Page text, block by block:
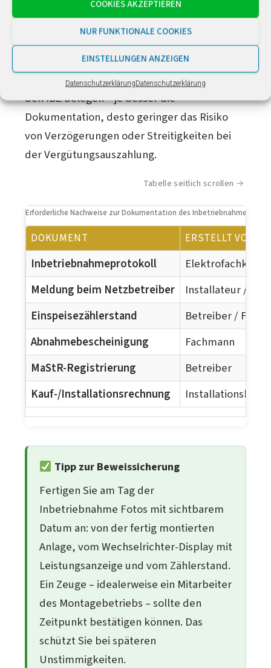
COOKIES AKZEPTIEREN
NUR FUNKTIONALE COOKIES
EINSTELLUNGEN ANZEIGEN
DatenschutzerklärungDatenschutzerklärung
der stärkste Nachweis für den IBZ.
von der Elektrofachkraft erstellt und
bestätigt die ordnungsgemäße Installation
sowie die erstmalige Stromerzeugung. Auch
andere Nachweise (Fotos, Zeugen) können
den IBZ belegen – je besser die
Dokumentation, desto geringer das Risiko
von Verzögerungen oder Streitigkeiten bei
der Vergütungsauszahlung.
Tabelle seitlich scrollen
Erforderliche Nachweise zur Dokumentation des
DOKUMENT ERSTELLT VON
Inbetriebnahmeprotokoll
Elektrofachkraft
Meldung beim Netzbetreiber
Installateur /
Einspeisezählerstand
Betreiber /
Abnahmebescheinigung
Fachmann
MaStR-Registrierung
Betreiber
Kauf-/Installationsrechnung
Tipp zur Beweissicherung
Fertigen Sie am Tag der
Inbetriebnahme Fotos mit sichtbarem
Datum an: von der fertig montierten
Anlage, vom Wechselrichter-Display mit
Leistungsanzeige und vom Zählerstand.
Ein Zeuge – idealerweise ein Mitarbeiter
des Montagebetriebs – sollte den
Zeitpunkt bestätigen können. Das
schützt Sie bei späteren
Unstimmigkeiten.